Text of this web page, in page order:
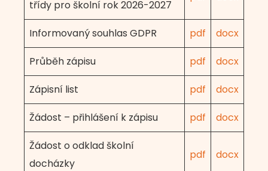
třídy pro školní rok 2026-2027
Informovaný souhlas GDPR pdf docx
Průběh zápisu pdf docx
Zápisní list pdf docx
Žádost – přihlášení k zápisu pdf docx
Žádost o odklad školní
docházky
pdf docx